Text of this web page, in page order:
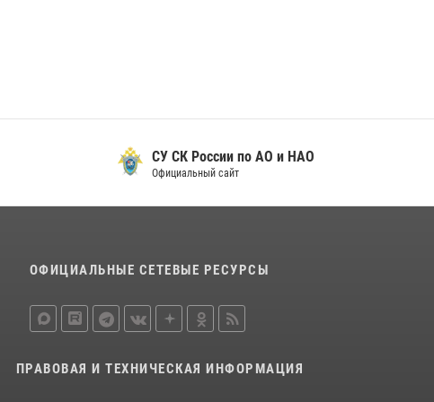
СУ СК России по АО и НАО
Официальный сайт
ОФИЦИАЛЬНЫЕ СЕТЕВЫЕ РЕСУРСЫ
ПРАВОВАЯ И ТЕХНИЧЕСКАЯ ИНФОРМАЦИЯ